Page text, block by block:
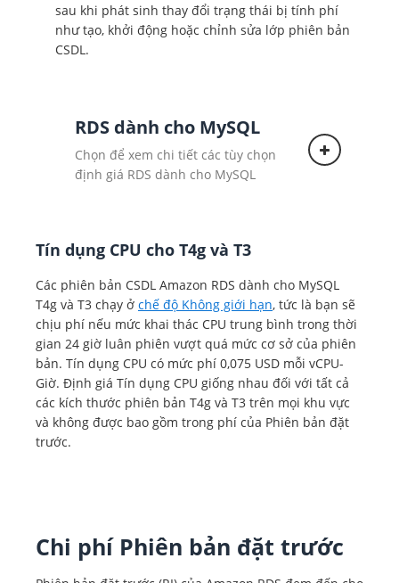
sau khi phát sinh thay đổi trạng thái bị tính phí
như tạo, khởi động hoặc chỉnh sửa lớp phiên bản
CSDL.
RDS dành cho MySQL
Chọn để xem chi tiết các tùy chọn
định giá RDS dành cho MySQL
Triển khai một vùng sẵn
sàng
Giá bên dưới áp dụng cho
phiên bản CSDL được triển
khai trong một Vùng sẵn sàng.
sàng (một phiên bản dự
Tín dụng CPU cho T4g và T3
Các phiên bản CSDL Amazon RDS dành cho MySQL
T4g và T3 chạy ở chế độ Không giới hạn, tức là bạn sẽ
chịu phí nếu mức khai thác CPU trung bình trong thời
gian 24 giờ luân phiên vượt quá mức cơ sở của phiên
bản. Tín dụng CPU có mức phí 0,075 USD mỗi vCPU-
Giờ. Định giá Tín dụng CPU giống nhau đối với tất cả
các kích thước phiên bản T4g và T3 trên mọi khu vực
và không được bao gồm trong phí của Phiên bản đặt
trước.
Chi phí Phiên bản đặt trước